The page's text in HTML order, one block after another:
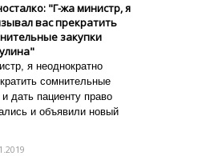
"Г-жа министр, я
вас прекратить
закупки
я неоднократно
сомнительные
дать пациенту право
и объявили новый